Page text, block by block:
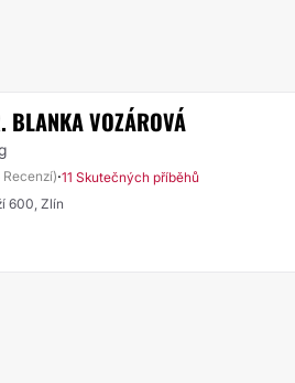
BLANKA VOZÁROVÁ
Recenzí)·11 Skutečných příběhů
600, Zlín